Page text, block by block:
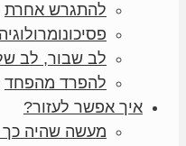
להתגרש אחרת
פסיכונומרולוגיה
לב שבור, לב
להפרד מהפחד
איך אפשר לעזור?
מעשה שהיה כך